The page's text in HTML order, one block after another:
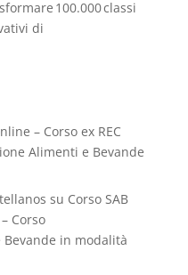
100.000 classi
di
– Corso ex REC
Alimenti e Bevande
su Corso SAB
Corso
in modalità